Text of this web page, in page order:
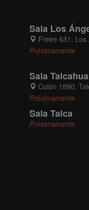
Sala Los
Freire 631, Los
Próximamente
Sala
Colón 1890,
Próximamente
Sala Talca
Próximamente